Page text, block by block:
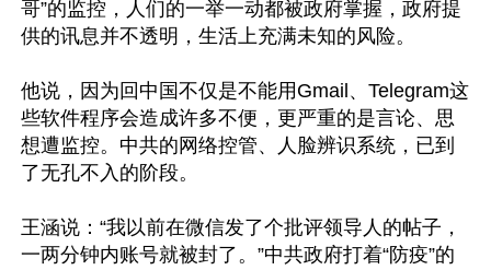
哥”的监控，人们的一举一动都被政府掌握，政府提
供的讯息并不透明，生活上充满未知的风险。
他说，因为回中国不仅是不能用Gmail、Telegram这
些软件程序会造成许多不便，更严重的是言论、思
想遭监控。中共的网络控管、人脸辨识系统，已到
了无孔不入的阶段。
王涵说：“我以前在微信发了个批评领导人的帖子，
一两分钟内账号就被封了。”中共政府打着“防疫”的